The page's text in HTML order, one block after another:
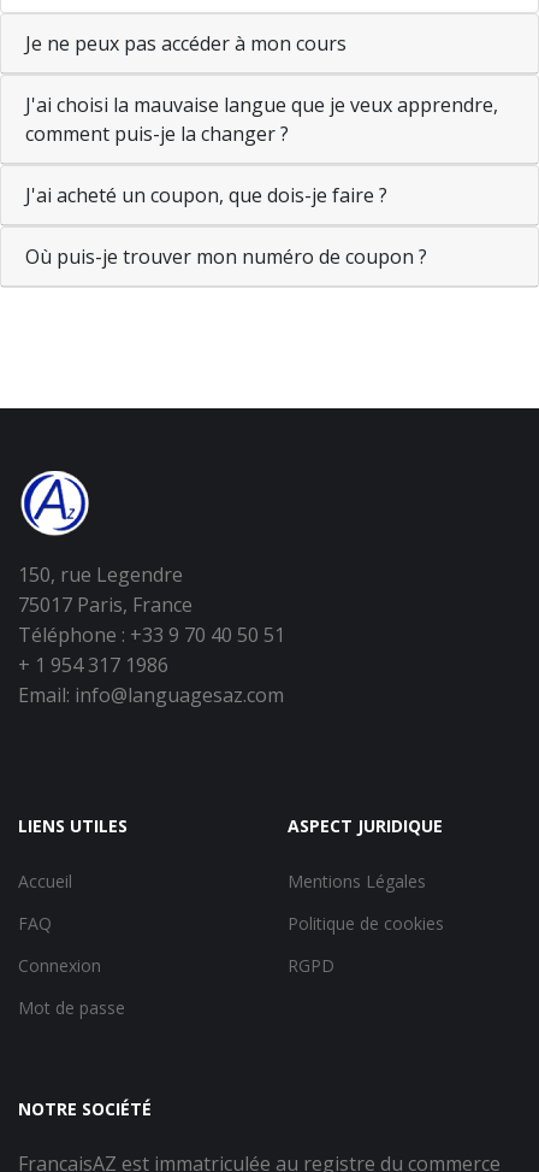
Je ne peux pas accéder à mon cours
J'ai choisi la mauvaise langue que je veux apprendre,
comment puis-je la changer ?
J'ai acheté un coupon, que dois-je faire ?
Où puis-je trouver mon numéro de coupon ?
150, rue Legendre
75017 Paris, France
Téléphone : +33 9 70 40 50 51
+ 1 954 317 1986
Email: info@languagesaz.com
LIENS UTILES
Accueil
FAQ
Connexion
Mot de passe
ASPECT JURIDIQUE
Mentions Légales
Politique de cookies
RGPD
NOTRE SOCIÉTÉ
FrancaisAZ est immatriculée au registre du commerce